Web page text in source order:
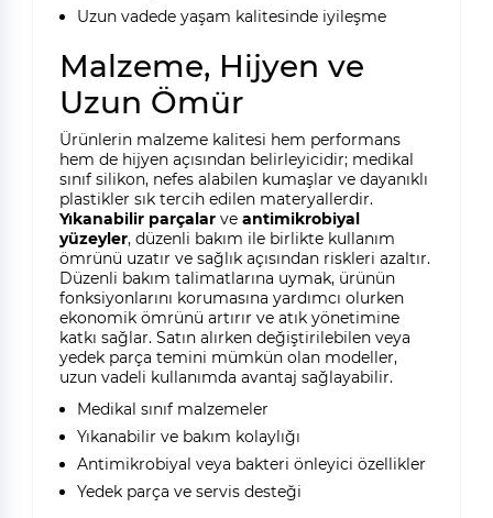
Uzun vadede yaşam kalitesinde iyileşme
Malzeme, Hijyen ve
Uzun Ömür
Ürünlerin malzeme kalitesi hem performans
hem de hijyen açısından belirleyicidir; medikal
sınıf silikon, nefes alabilen kumaşlar ve dayanıklı
plastikler sık tercih edilen materyallerdir.
Yıkanabilir parçalarve antimikrobiyal
yüzeyler, düzenli bakım ile birlikte kullanım
ömrünü uzatır ve sağlık açısından riskleri azaltır.
Düzenli bakım talimatlarına uymak, ürünün
fonksiyonlarını korumasına yardımcı olurken
ekonomik ömrünü artırır ve atık yönetimine
katkı sağlar. Satın alırken değiştirilebilen veya
yedek parça temini mümkün olan modeller,
uzun vadeli kullanımda avantaj sağlayabilir.
Medikal sınıf malzemeler
Yıkanabilir ve bakım kolaylığı
Antimikrobiyal veya bakteri önleyici özellikler
Yedek parça ve servis desteği